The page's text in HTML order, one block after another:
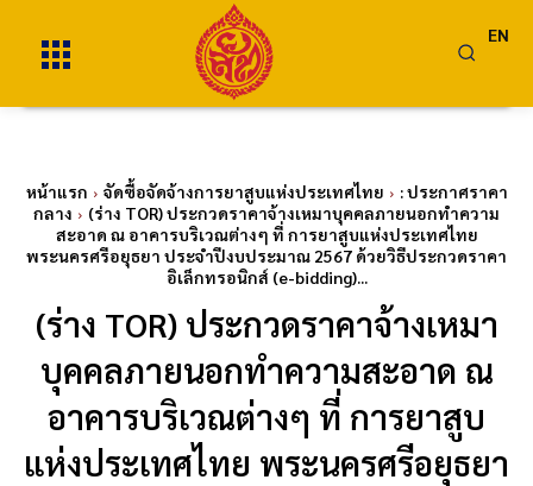
EN
หน้าแรก จัดซื้อจัดจ้างการยาสูบแห่งประเทศไทย
: ประกาศราคา
กลาง
(ร่าง TOR) ประกวดราคาจ้างเหมาบุคคลภายนอกทำความ
สะอาด ณ อาคารบริเวณต่างๆ ที่ การยาสูบแห่งประเทศไทย
พระนครศรีอยุธยา ประจำปีงบประมาณ 2567 ด้วยวิธีประกวดราคา
อิเล็กทรอนิกส์ (e-bidding)...
(ร่าง TOR) ประกวดราคาจ้างเหมา
บุคคลภายนอกทำความสะอาด ณ
อาคารบริเวณต่างๆ ที่ การยาสูบ
แห่งประเทศไทย พระนครศรีอยุธยา